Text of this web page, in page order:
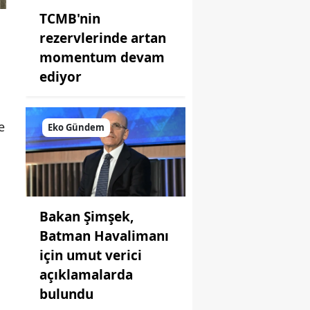
TCMB'nin
rezervlerinde artan
momentum devam
ediyor
Eko Gündem
Bakan Şimşek,
Batman Havalimanı
için umut verici
açıklamalarda
bulundu